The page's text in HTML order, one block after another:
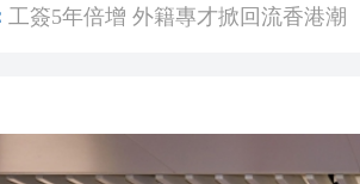
工簽5年倍增 外籍專才掀回流香港潮